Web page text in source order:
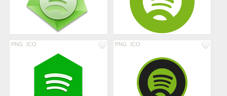
PNG ICO PNG ICO